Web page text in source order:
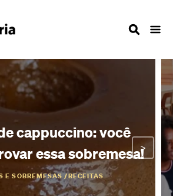
para o domingo:
essa seleção!
DICAS DE COZINHA
>